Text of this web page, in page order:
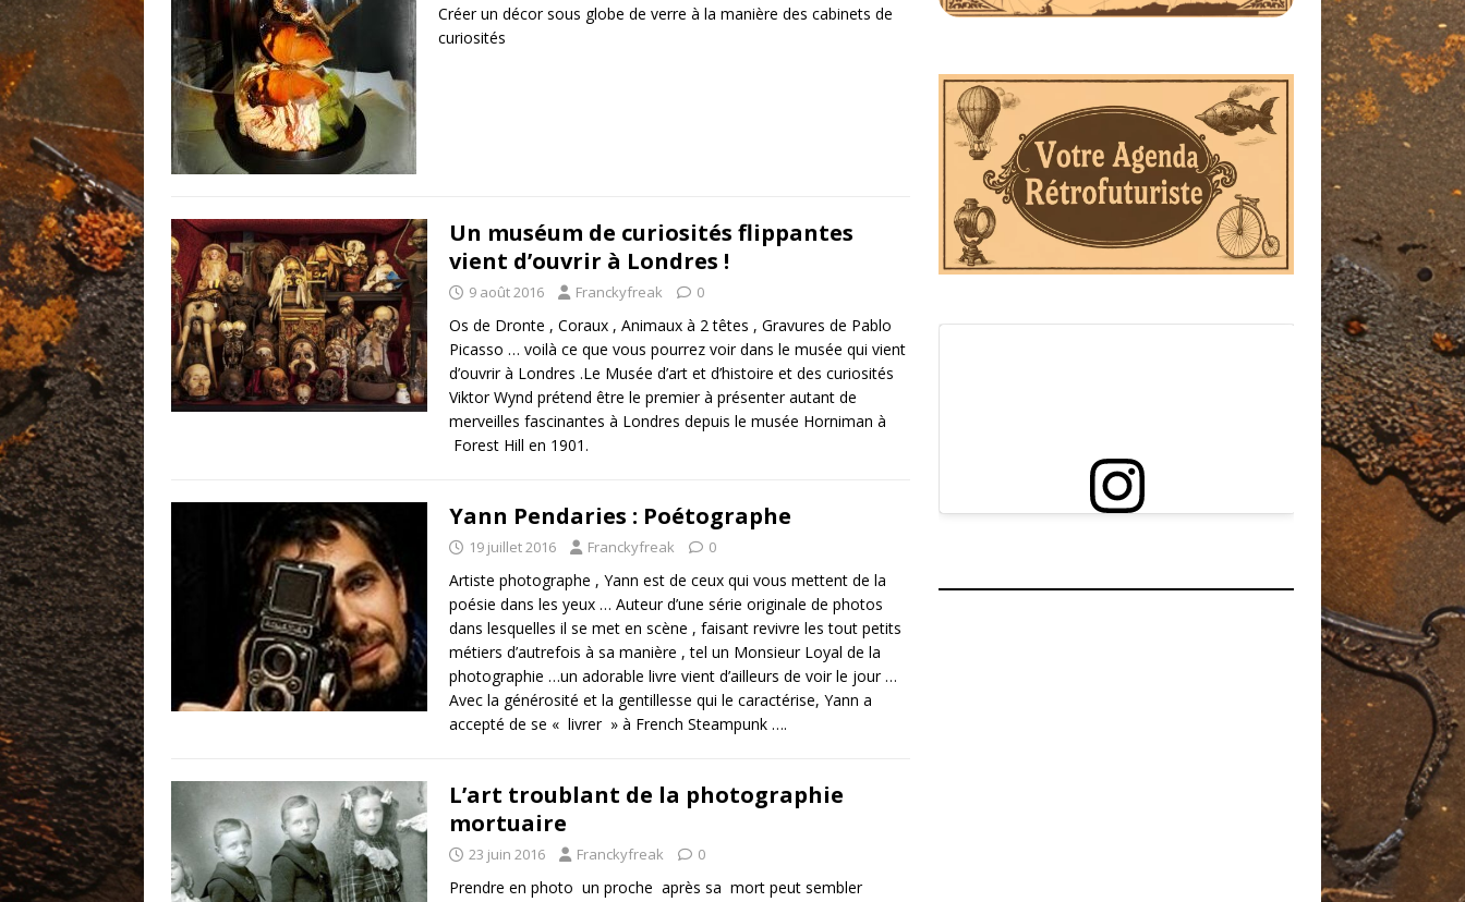
Créer un décor sous globe de verre à la manière des cabinets de
curiosités
Un muséum de curiosités flippantes
vient d’ouvrir à Londres !
9 août 2016 Franckyfreak 0
Os de Dronte , Coraux , Animaux à 2 têtes , Gravures de Pablo
Picasso … voilà ce que vous pourrez voir dans le musée qui vient
d’ouvrir à Londres .Le Musée d’art et d’histoire et des curiosités
Viktor Wynd prétend être le premier à présenter autant de
merveilles fascinantes à Londres depuis le musée Horniman à
Forest Hill en 1901.
Yann Pendaries : Poétographe
19 juillet 2016 Franckyfreak 0
Artiste photographe , Yann est de ceux qui vous mettent de la
poésie dans les yeux … Auteur d’une série originale de photos
dans lesquelles il se met en scène , faisant revivre les tout petits
métiers d’autrefois à sa manière , tel un Monsieur Loyal de la
photographie …un adorable livre vient d’ailleurs de voir le jour …
Avec la générosité et la gentillesse qui le caractérise, Yann a
accepté de se « livrer » à French Steampunk ….
L’art troublant de la photographie
mortuaire
23 juin 2016 Franckyfreak 0
Prendre en photo un proche après sa mort peut sembler